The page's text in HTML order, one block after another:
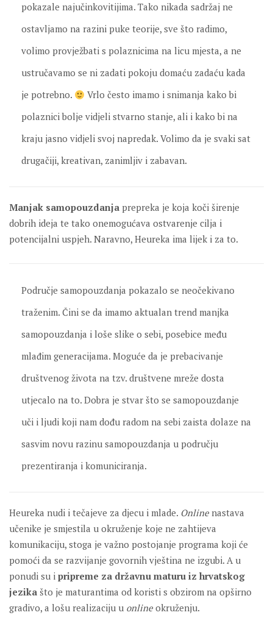
pokazale najučinkovitijima. Tako nikada sadržaj ne
ostavljamo na razini puke teorije, sve što radimo,
volimo provježbati s polaznicima na licu mjesta, a ne
ustručavamo se ni zadati pokoju domaću zadaću kada
je potrebno.
Vrlo često imamo i snimanja kako bi
polaznici bolje vidjeli stvarno stanje, ali i kako bi na
kraju jasno vidjeli svoj napredak. Volimo da je svaki sat
drugačiji, kreativan, zanimljiv i zabavan.
Manjak samopouzdanja prepreka je koja koči širenje
dobrih ideja te tako onemogućava ostvarenje cilja i
potencijalni uspjeh. Naravno, Heureka ima lijek i za to.
Područje samopouzdanja pokazalo se neočekivano
traženim. Čini se da imamo aktualan trend manjka
samopouzdanja i loše slike o sebi, posebice među
mlađim generacijama. Moguće da je prebacivanje
društvenog života na tzv. društvene mreže dosta
utjecalo na to. Dobra je stvar što se samopouzdanje
uči i ljudi koji nam dođu radom na sebi zaista dolaze na
sasvim novu razinu samopouzdanja u području
prezentiranja i komuniciranja.
Heureka nudi i tečajeve za djecu i mlade. Online nastava
učenike je smjestila u okruženje koje ne zahtijeva
komunikaciju, stoga je važno postojanje programa koji će
pomoći da se razvijanje govornih vještina ne izgubi. A u
ponudi su i pripreme za državnu maturu iz hrvatskog
jezika što je maturantima od koristi s obzirom na opširno
gradivo, a lošu realizaciju u online okruženju.